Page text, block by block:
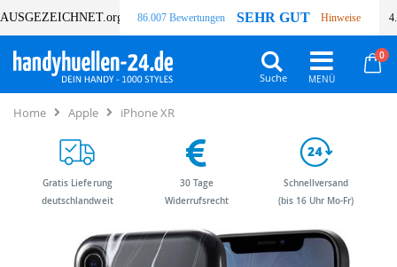
AUSGEZEICHNET.org 86.007 Bewertungen SEHR GUT Hinweise
0
Suche
Home Apple iPhone XR
Gratis Lieferung
deutschlandweit
30 Tage
Widerrufsrecht
Schnellversand
(bis 16 Uhr Mo-Fr)